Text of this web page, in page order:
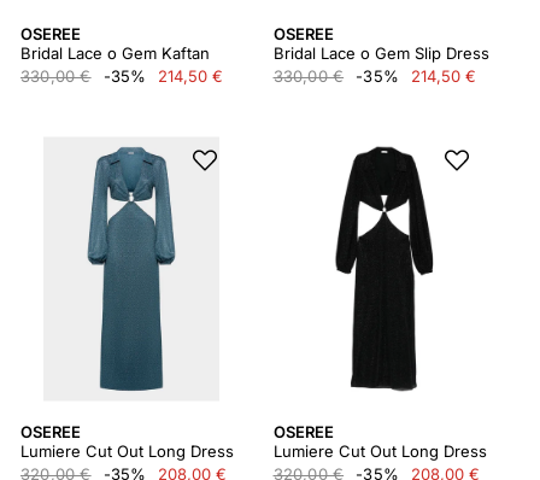
OSEREE
Bridal Lace o Gem Kaftan
330,00 €
-35% 214,50 €
OSEREE
Bridal Lace o Gem Slip Dress
330,00 €
-35% 214,50 €
OSEREE
Lumiere Cut Out Long Dress
320,00 €
-35% 208,00 €
OSEREE
Lumiere Cut Out Long Dress
320,00 €
-35% 208,00 €